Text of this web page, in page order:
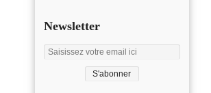
Newsletter